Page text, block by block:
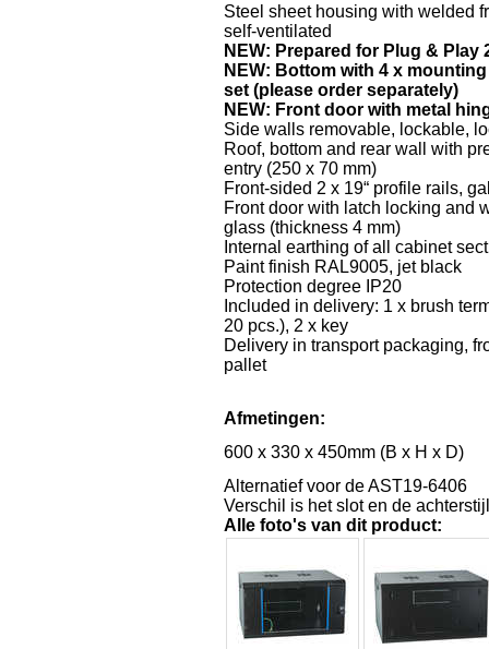
Steel sheet housing with welded
self-ventilated
NEW: Prepared for Plug & Play
NEW: Bottom with 4 x
set (please order separately)
NEW: Front door with metal
Side walls removable, lockable,
Roof, bottom and rear wall with
entry (250 x 70 mm)
Front-sided 2 x 19“ profile rails,
Front door with latch locking and
glass (thickness 4 mm)
Internal earthing of all cabinet
Paint finish RAL9005, jet black
Protection degree IP20
Included in delivery: 1 x brush
20 pcs.), 2 x key
Delivery in transport packaging,
pallet
Afmetingen:
600 x 330 x 450mm (B x H x D)
Alternatief voor de AST19-6406
Verschil is het slot en de
Alle foto's van dit product: